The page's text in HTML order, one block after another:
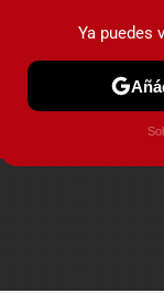
PRUEBASYa puedes